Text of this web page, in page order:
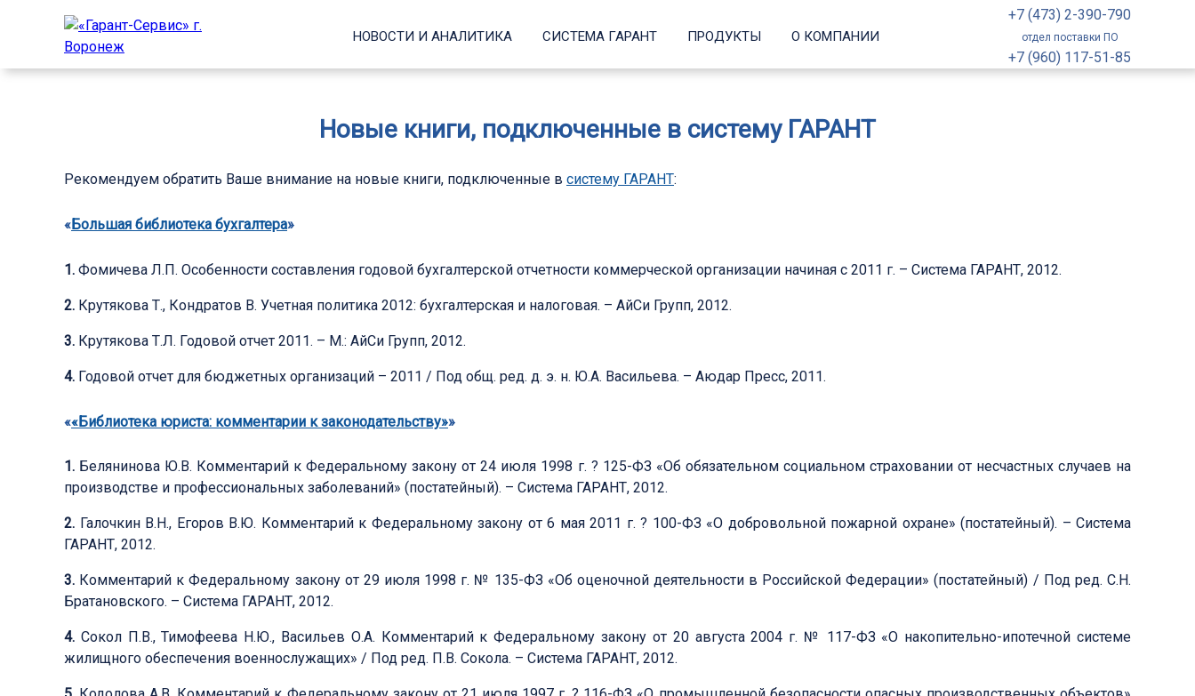
НОВОСТИ И АНАЛИТИКА СИСТЕМА ГАРАНТ ПРОДУКТЫ О КОМПАНИИ
+7 (473) 2-390-790
отдел поставки ПО
+7 (960) 117-51-85
Новые книги, подключенные в систему ГАРАНТ
Рекомендуем обратить Ваше внимание на новые книги, подключенные в систему ГАРАНТ:
« Большая библиотека бухгалтера»
1. Фомичева Л.П. Особенности составления годовой бухгалтерской отчетности коммерческой организации начиная с 2011 г. – Система ГАРАНТ, 2012.
2. Крутякова Т., Кондратов В. Учетная политика 2012: бухгалтерская и налоговая. – АйСи Групп, 2012.
3. Крутякова Т.Л. Годовой отчет 2011. – М.: АйСи Групп, 2012.
4. Годовой отчет для бюджетных организаций – 2011 / Под общ. ред. д. э. н. Ю.А. Васильева. – Аюдар Пресс, 2011.
««Библиотека юриста: комментарии к законодательству»»
1. Белянинова Ю.В. Комментарий к Федеральному закону от 24 июля 1998 г. ? 125-ФЗ «Об обязательном социальном страховании от несчастных случаев на
производстве и профессиональных заболеваний» (постатейный). – Система ГАРАНТ, 2012.
2. Галочкин В.Н., Егоров В.Ю. Комментарий к Федеральному закону от 6 мая 2011 г. ? 100-ФЗ «О добровольной пожарной охране» (постатейный). – Система
ГАРАНТ, 2012.
3. Комментарий к Федеральному закону от 29 июля 1998 г. № 135-ФЗ «Об оценочной деятельности в Российской Федерации» (постатейный) / Под ред. С.Н.
Братановского. – Система ГАРАНТ, 2012.
4. Сокол П.В., Тимофеева Н.Ю., Васильев О.А. Комментарий к Федеральному закону от 20 августа 2004 г. № 117-ФЗ «О накопительно-ипотечной системе
жилищного обеспечения военнослужащих» / Под ред. П.В. Сокола. – Система ГАРАНТ, 2012.